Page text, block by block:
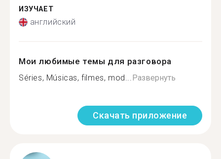
ИЗУЧАЕТ
английский
Мои любимые темы для разговора
Séries, Músicas, filmes, mod...Развернуть
Скачать приложение